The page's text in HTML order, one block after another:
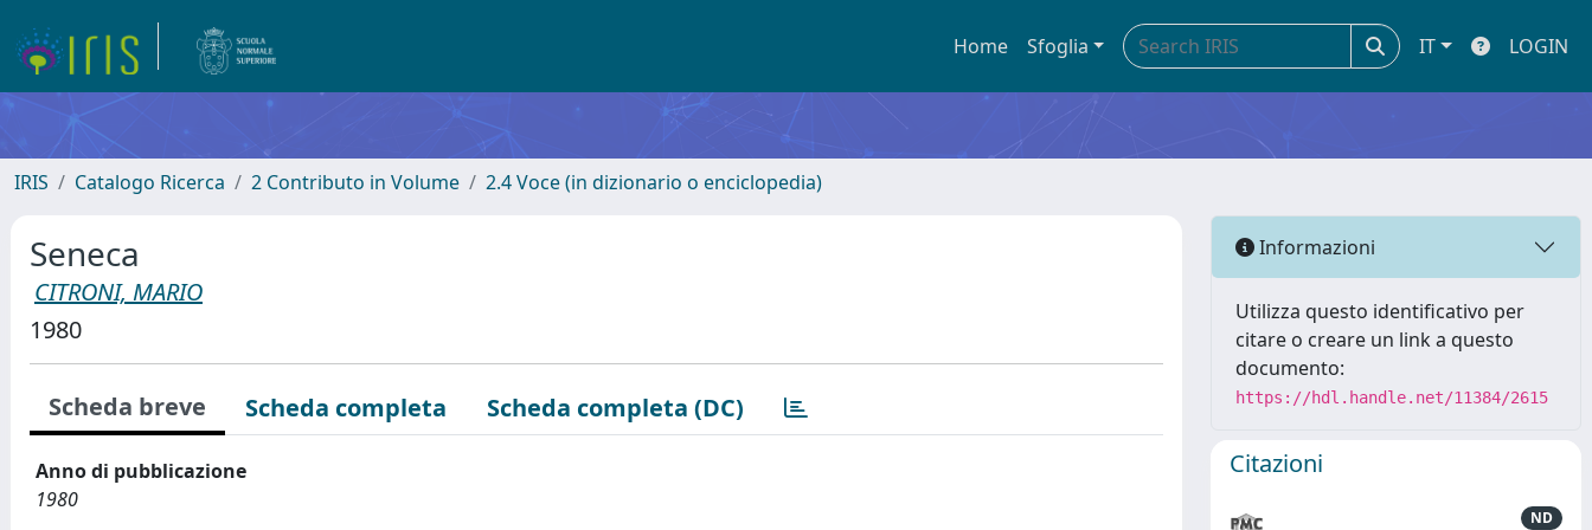
Home Sfoglia IT LOGIN
IRIS Catalogo Ricerca 2 Contributo in Volume 2.4 Voce (in dizionario o enciclopedia)
Seneca
CITRONI, MARIO
1980
Scheda breve Scheda completa Scheda completa (DC)
Anno di pubblicazione
1980
Informazioni
Utilizza questo identificativo per
citare o creare un link a questo
documento:
https://hdl.handle.net/11384/2615
Citazioni
ND